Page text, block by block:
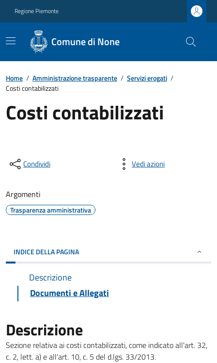
Regione Piemonte
Comune di None
Home / Amministrazione trasparente / Servizi erogati /
Costi contabilizzati
Costi contabilizzati
Condividi Vedi azioni
Argomenti
Trasparenza amministrativa
INDICE DELLA PAGINA
Descrizione
Documenti e Allegati
Descrizione
Sezione relativa ai costi contabilizzati, come indicato all'art. 32,
c. 2, lett. a) e all'art. 10, c. 5 del d.lgs. 33/2013.